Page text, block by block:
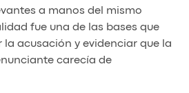
a manos del mismo
fue una de las bases que
acusación y evidenciar que la
carecía de